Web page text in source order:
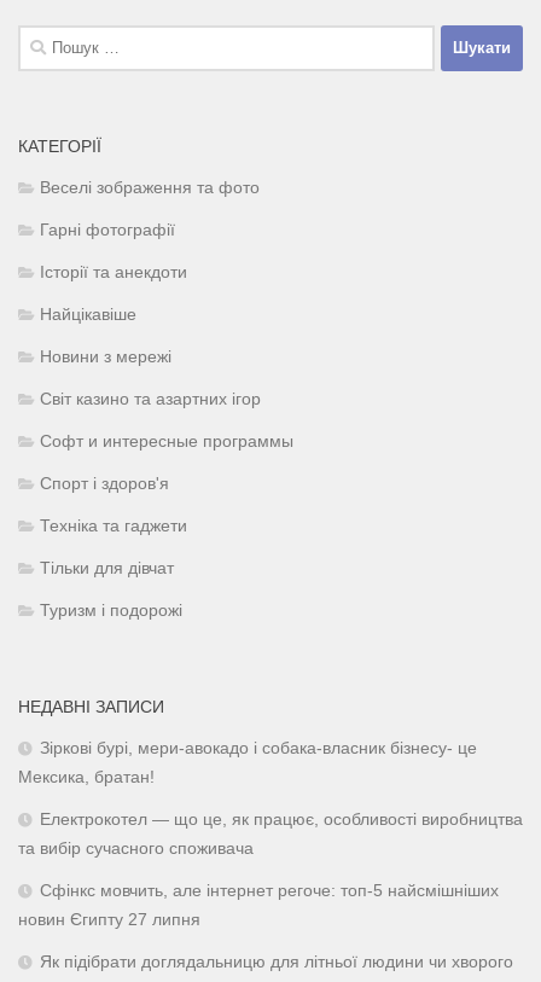
Пошук:
КАТЕГОРІЇ
Веселі зображення та фото
Гарні фотографії
Історії та анекдоти
Найцікавіше
Новини з мережі
Світ казино та азартних ігор
Софт и интересные программы
Спорт і здоров'я
Техніка та гаджети
Тільки для дівчат
Туризм і подорожі
НЕДАВНІ ЗАПИСИ
Зіркові бурі, мери-авокадо і собака-власник бізнесу- це
Мексика, братан!
Електрокотел — що це, як працює, особливості виробництва
та вибір сучасного споживача
Сфінкс мовчить, але інтернет регоче: топ-5 найсмішніших
новин Єгипту 27 липня
Як підібрати доглядальницю для літньої людини чи хворого